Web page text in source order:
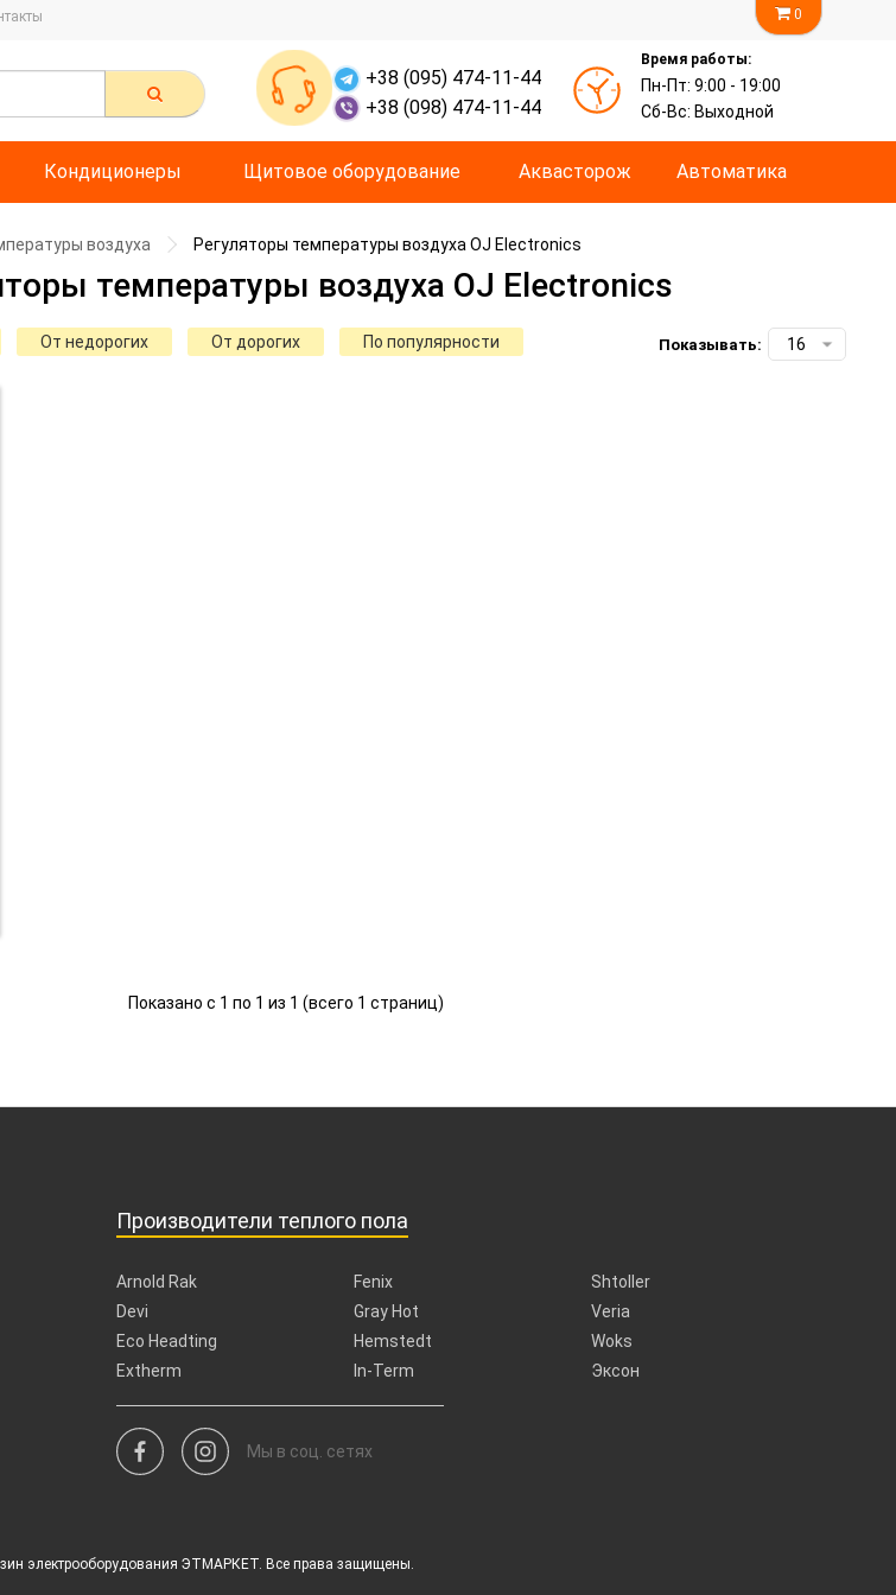
0
+38 (095) 474-11-44
+38 (098) 474-11-44
Время работы:
Пн-Пт: 9:00 - 19:00
Сб-Вс: Выходной
Кондиционеры Щитовое оборудование Аквасторож Автоматика
воздуха Регуляторы температуры воздуха OJ Electronics
температуры воздуха OJ Electronics
Показывать:
От недорогих От дорогих По популярности
Показано с 1 по 1 из 1 (всего 1 страниц)
Производители теплого пола
Arnold Rak
Devi
Eco Headting
Extherm
Fenix
Gray Hot
Hemstedt
In-Term
Shtoller
Veria
Woks
Эксон
Мы в соц. сетях
электрооборудования ЭТМАРКЕТ. Все права защищены.